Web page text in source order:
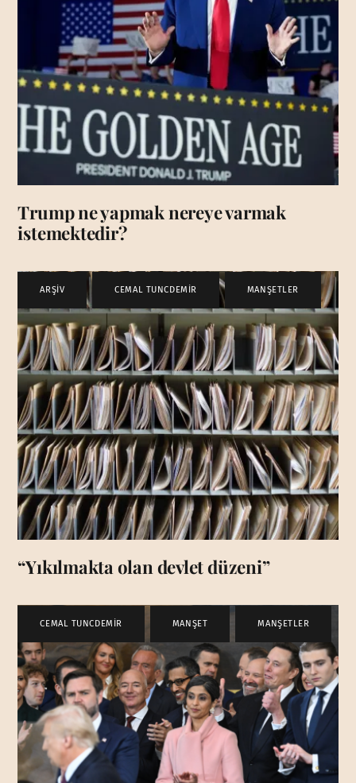
Trump ne yapmak nereye varmak
istemektedir?
ARŞİV CEMAL TUNCDEMİR , MANŞETLER
“Yıkılmakta olan devlet düzeni”
CEMAL TUNCDEMİR MANŞET MANŞETLER